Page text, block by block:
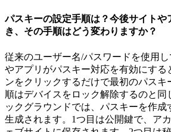
パスキーの設定手順は？今後サイトや
き、その手順はどう変わりますか？
従来のユーザー名/パスワードを使用
やアプリがパスキー対応を有効にする
ンをクリックするだけで最初のパス
順はデバイスをロック解除するのと同
ックグラウンドでは、パスキーを作
生成されます。1つ目は公開鍵で、ア